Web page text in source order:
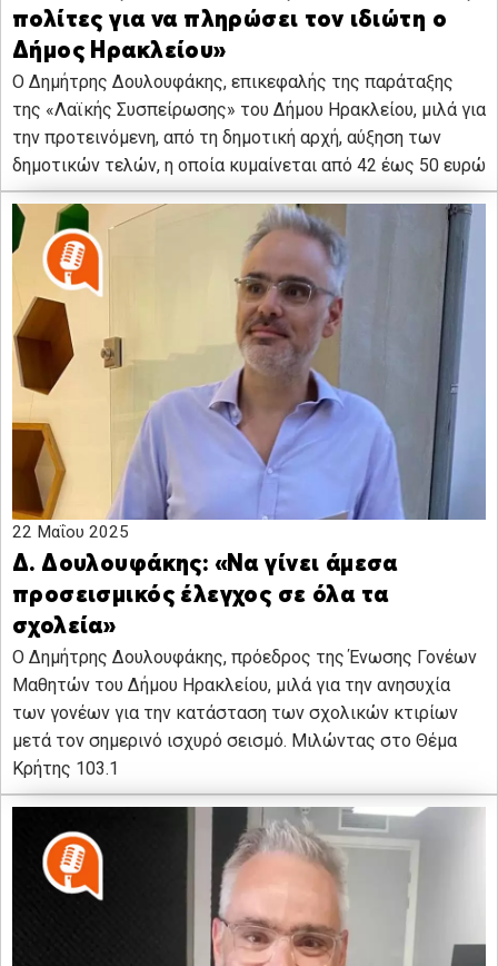
πολίτες για να πληρώσει τον ιδιώτη ο
Δήμος Ηρακλείου»
O Δημήτρης Δουλουφάκης, επικεφαλής της παράταξης
της «Λαϊκής Συσπείρωσης» του Δήμου Ηρακλείου, μιλά για
την προτεινόμενη, από τη δημοτική αρχή, αύξηση των
δημοτικών τελών, η οποία κυμαίνεται από 42 έως 50 ευρώ
22 Μαΐου 2025
Δ. Δουλουφάκης: «Να γίνει άμεσα
προσεισμικός έλεγχος σε όλα τα
σχολεία»
Ο Δημήτρης Δουλουφάκης, πρόεδρος της Ένωσης Γονέων
Μαθητών του Δήμου Ηρακλείου, μιλά για την ανησυχία
των γονέων για την κατάσταση των σχολικών κτιρίων
μετά τον σημερινό ισχυρό σεισμό. Μιλώντας στο Θέμα
Κρήτης 103.1